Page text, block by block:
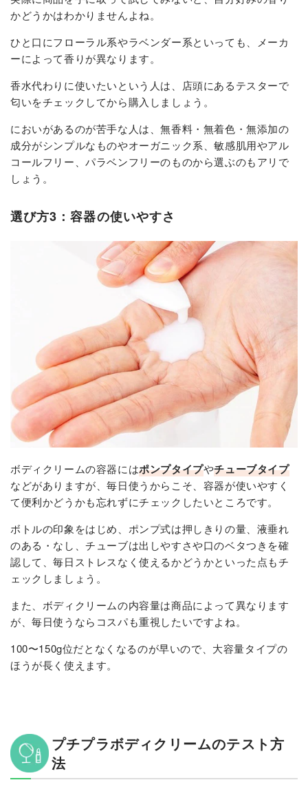
かどうかはわかりませんよね。
ひと口にフローラル系やラベンダー系といっても、メーカ
ーによって香りが異なります。
香水代わりに使いたいという人は、店頭にあるテスターで
匂いをチェックしてから購入しましょう。
においがあるのが苦手な人は、無香料・無着色・無添加の
成分がシンプルなものやオーガニック系、敏感肌用やアル
コールフリー、パラベンフリーのものから選ぶのもアリで
しょう。
選び方3：容器の使いやすさ
ボディクリームの容器にはポンプタイプやチューブタイプ
などがありますが、毎日使うからこそ、容器が使いやすく
て便利かどうかも忘れずにチェックしたいところです。
ボトルの印象をはじめ、ポンプ式は押しきりの量、液垂れ
のある・なし、チューブは出しやすさや口のベタつきを確
認して、毎日ストレスなく使えるかどうかといった点もチ
ェックしましょう。
また、ボディクリームの内容量は商品によって異なります
が、毎日使うならコスパも重視したいですよね。
100〜150g位だとなくなるのが早いので、大容量タイプの
ほうが長く使えます。
プチプラボディクリームのテスト方
法